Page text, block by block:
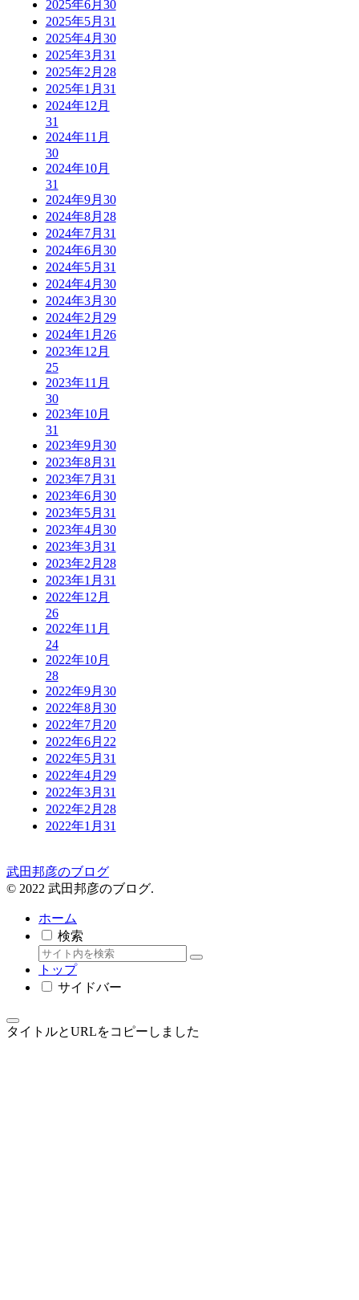
2025年6月 30
2025年5月 31
2025年4月 30
2025年3月 31
2025年2月 28
2025年1月 31
2024年12月
31
2024年11月
30
2024年10月
31
2024年9月 30
2024年8月 28
2024年7月 31
2024年6月 30
2024年5月 31
2024年4月 30
2024年3月 30
2024年2月 29
2024年1月 26
2023年12月
25
2023年11月
30
2023年10月
31
2023年9月 30
2023年8月 31
2023年7月 31
2023年6月 30
2023年5月 31
2023年4月 30
2023年3月 31
2023年2月 28
2023年1月 31
2022年12月
26
2022年11月
24
2022年10月
28
2022年9月 30
2022年8月 30
2022年7月 20
2022年6月 22
2022年5月 31
2022年4月 29
2022年3月 31
2022年2月 28
2022年1月 31
武田邦彦のブログ
© 2022 武田邦彦のブログ.
ホーム
検索
トップ
サイドバー
タイトルとURLをコピーしました